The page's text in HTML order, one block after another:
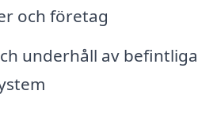
och företag
underhåll av befintliga